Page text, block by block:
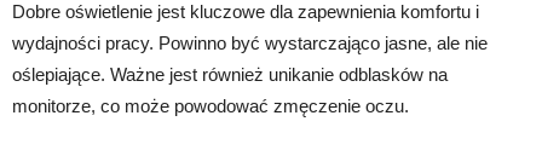
Dobre oświetlenie jest kluczowe dla zapewnienia komfortu i
wydajności pracy. Powinno być wystarczająco jasne, ale nie
oślepiające. Ważne jest również unikanie odblasków na
monitorze, co może powodować zmęczenie oczu.